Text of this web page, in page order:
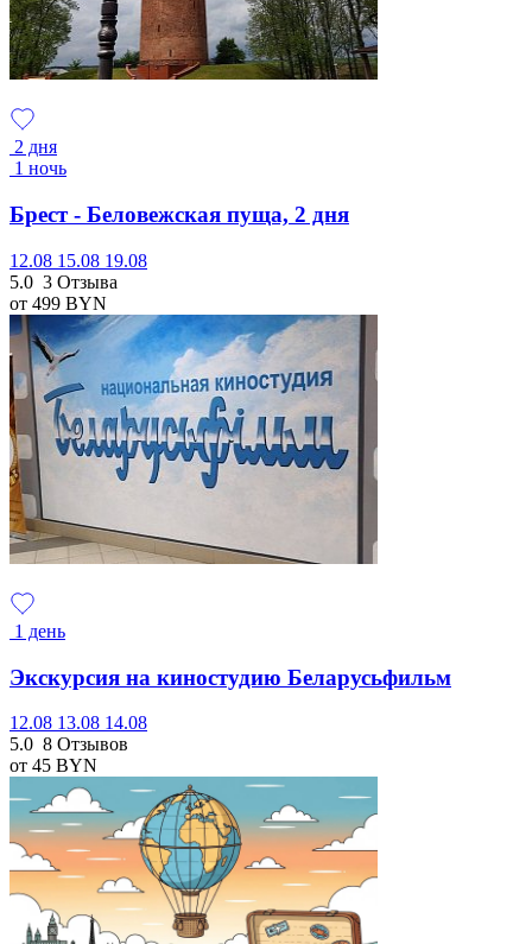
2 дня
1 ночь
Брест - Беловежская пуща, 2 дня
12.08 15.08 19.08
5.0 3 Отзыва
от 499 BYN
1 день
Экскурсия на киностудию Беларусьфильм
12.08 13.08 14.08
5.0 8 Отзывов
от 45 BYN